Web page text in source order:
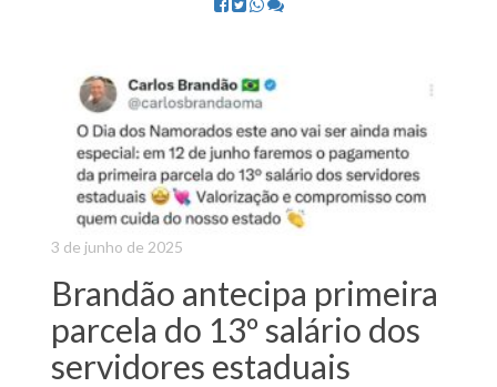
3 de junho de 2025
Brandão antecipa primeira
parcela do 13º salário dos
servidores estaduais